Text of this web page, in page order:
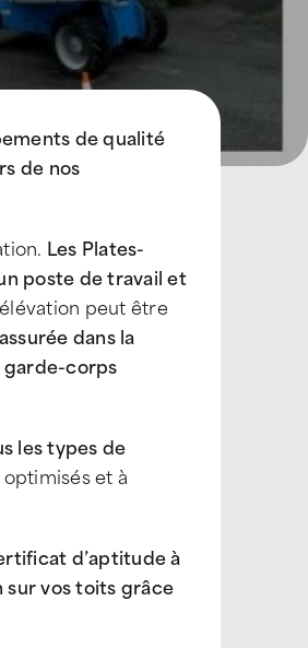
de qualité
de nos
Les Plates-
poste de travail et
peut être
dans la
garde-corps
les types de
et à
d’aptitude à
sur vos toits grâce